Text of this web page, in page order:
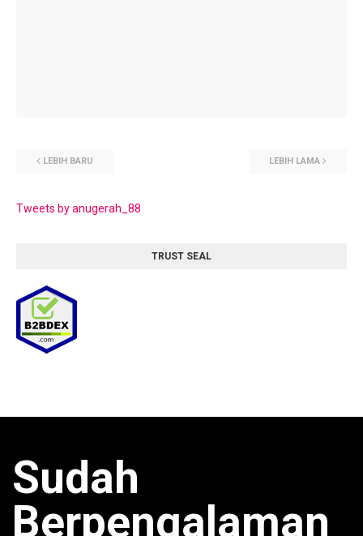
LEBIH BARU LEBIH LAMA
Tweets by anugerah_88
TRUST SEAL
Sudah
Berpengalaman